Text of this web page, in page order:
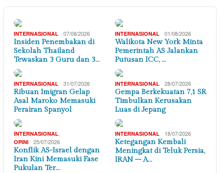
INTERNASIONAL 07/08/2026
Insiden Penembakan di
Sekolah Thailand
Tewaskan 3 Guru dan 3…
INTERNASIONAL 01/08/2026
Walikota New York Minta
Pemerintah AS Jalankan
Putusan ICC, …
INTERNASIONAL 31/07/2026
Ribuan Imigran Gelap
Asal Maroko Memasuki
Perairan Spanyol
INTERNASIONAL 28/07/2026
Gempa Berkekuatan 7,1 SR
Timbulkan Kerusakan
Luas di Jepang
INTERNASIONAL,
OPINI 25/07/2026
Konflik AS-Israel dengan
Iran Kini Memasuki Fase
Pukulan Ter…
INTERNASIONAL 18/07/2026
Ketegangan Kembali
Meningkat di Teluk Persia,
IRAN – A…